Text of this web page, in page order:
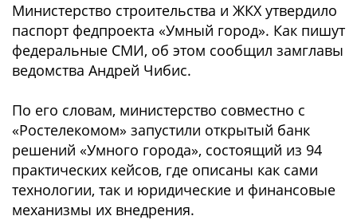
Министерство строительства и ЖКХ утвердило
паспорт федпроекта «Умный город». Как пишут
федеральные СМИ, об этом сообщил замглавы
ведомства Андрей Чибис.
По его словам, министерство совместно с
«Ростелекомом» запустили открытый банк
решений «Умного города», состоящий из 94
практических кейсов, где описаны как сами
технологии, так и юридические и финансовые
механизмы их внедрения.